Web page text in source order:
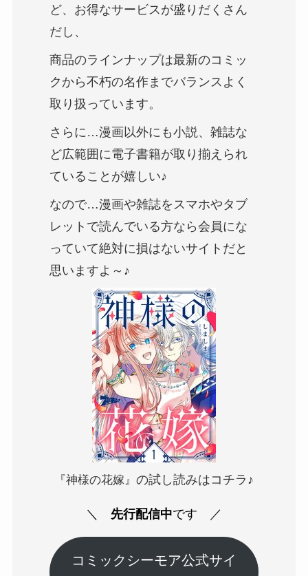
ど、お得なサービスが盛りだくさん
だし、
商品のラインナップは最新のコミッ
クから不朽の名作までバランスよく
取り扱っています。
さらに…漫画以外にも小説、雑誌な
ど広範囲に電子書籍が取り揃えられ
ていることが嬉しい♪
なので…漫画や雑誌をスマホやタブ
レットで読んでいる方なら会員にな
っていて絶対に損はないサイトだと
思いますよ～♪
『神様の花嫁』 の試し読みはコチラ♪
＼ 先行配信中です ／
コミックシーモア公式サイ